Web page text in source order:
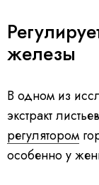
железы
В одном из
экстракт
регулятором
особенно у